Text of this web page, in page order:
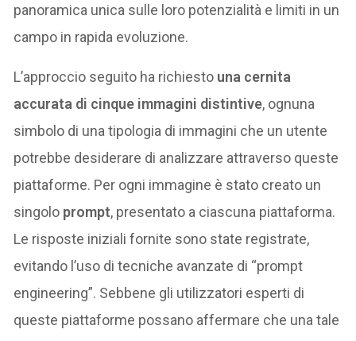
panoramica unica sulle loro potenzialità e limiti in un
campo in rapida evoluzione.
L’approccio seguito ha richiesto una cernita
accurata di cinque immagini distintive, ognuna
simbolo di una tipologia di immagini che un utente
potrebbe desiderare di analizzare attraverso queste
piattaforme. Per ogni immagine è stato creato un
singolo prompt, presentato a ciascuna piattaforma.
Le risposte iniziali fornite sono state registrate,
evitando l’uso di tecniche avanzate di “prompt
engineering”. Sebbene gli utilizzatori esperti di
queste piattaforme possano affermare che una tale